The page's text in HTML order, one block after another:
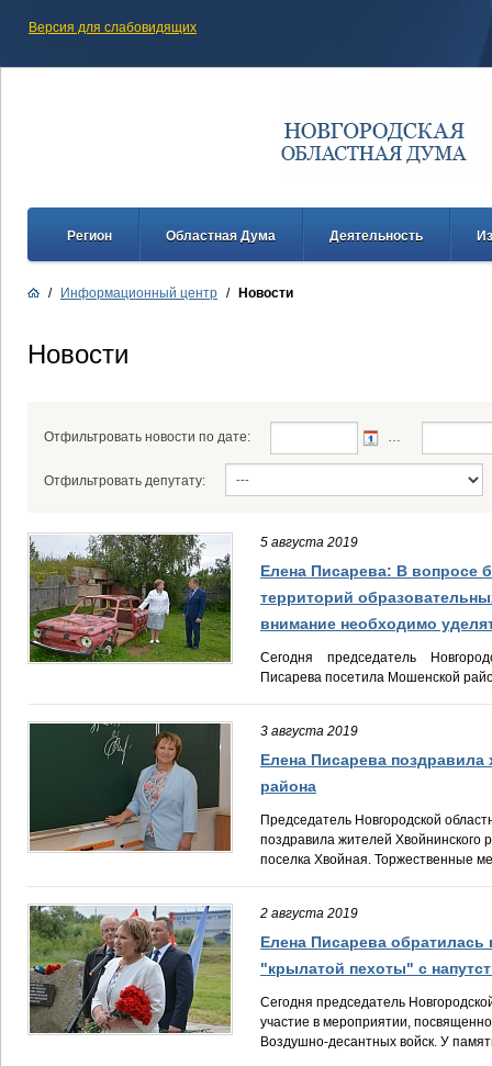
Версия для слабовидящих
Регион Областная Дума Деятельность
/ Информационный центр / Новости
Новости
Отфильтровать новости по дате:
Отфильтровать депутату:
5 августа 2019
Елена Писарева: В вопросе
территорий
внимание необходимо
Сегодня председатель
Писарева посетила Мошенской
3 августа 2019
Елена Писарева
района
Председатель Новгородской
поздравила жителей Хвойнинского
поселка Хвойная. Торжественные
2 августа 2019
Елена Писарева
"крылатой пехоты" с
Сегодня председатель
участие в мероприятии,
Воздушно-десантных войск. У